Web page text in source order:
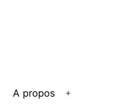
Ouvrir
A propos